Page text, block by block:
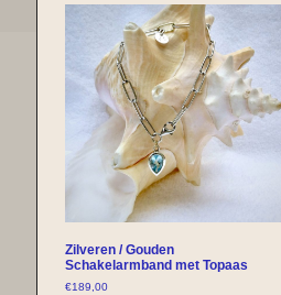
Zilveren / Gouden
Schakelarmband met Topaas
€189,00